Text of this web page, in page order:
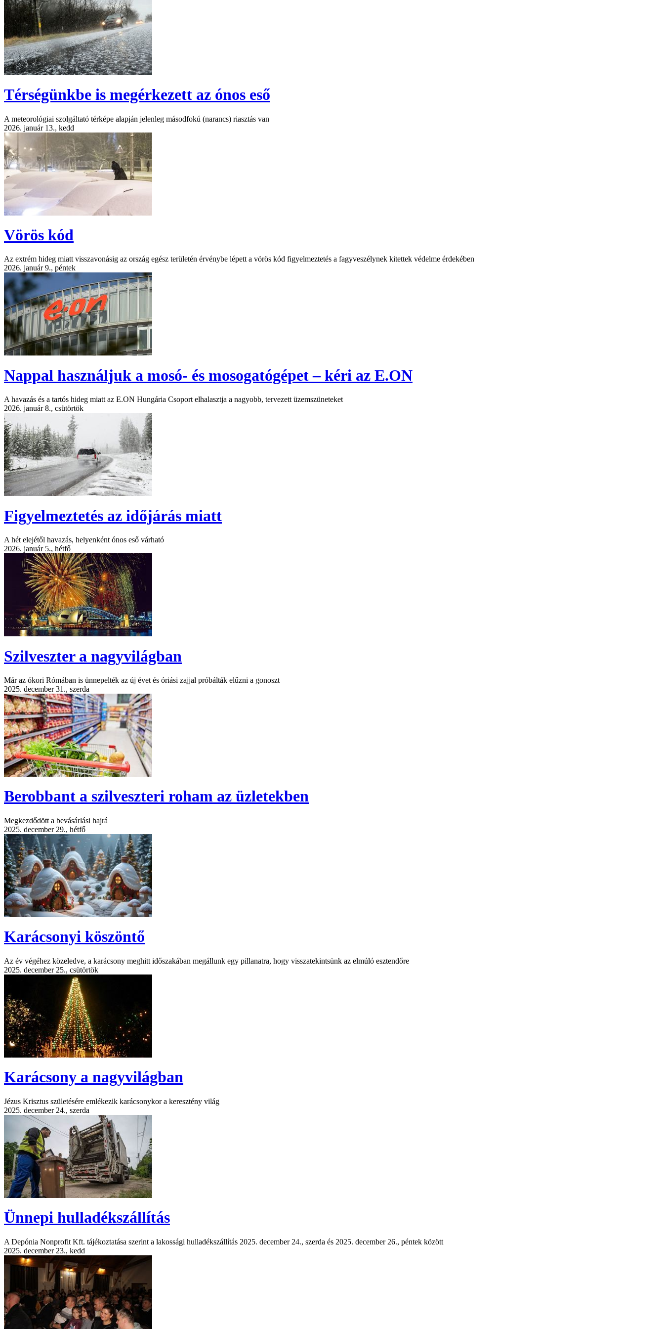
Térségünkbe is megérkezett az ónos eső
A meteorológiai szolgáltató térképe alapján jelenleg másodfokú (narancs) riasztás van
2026. január 13., kedd
Vörös kód
Az extrém hideg miatt visszavonásig az ország egész területén érvénybe lépett a vörös kód figyelmeztetés a fagyveszélynek kitettek védelme érdekében
2026. január 9., péntek
Nappal használjuk a mosó- és mosogatógépet – kéri az E.ON
A havazás és a tartós hideg miatt az E.ON Hungária Csoport elhalasztja a nagyobb, tervezett üzemszüneteket
2026. január 8., csütörtök
Figyelmeztetés az időjárás miatt
A hét elejétől havazás, helyenként ónos eső várható
2026. január 5., hétfő
Szilveszter a nagyvilágban
Már az ókori Rómában is ünnepelték az új évet és óriási zajjal próbálták elűzni a gonoszt
2025. december 31., szerda
Berobbant a szilveszteri roham az üzletekben
Megkezdődött a bevásárlási hajrá
2025. december 29., hétfő
Karácsonyi köszöntő
Az év végéhez közeledve, a karácsony meghitt időszakában megállunk egy pillanatra, hogy visszatekintsünk az elmúló esztendőre
2025. december 25., csütörtök
Karácsony a nagyvilágban
Jézus Krisztus születésére emlékezik karácsonykor a keresztény világ
2025. december 24., szerda
Ünnepi hulladékszállítás
A Depónia Nonprofit Kft. tájékoztatása szerint a lakossági hulladékszállítás 2025. december 24., szerda és 2025. december 26., péntek között
2025. december 23., kedd